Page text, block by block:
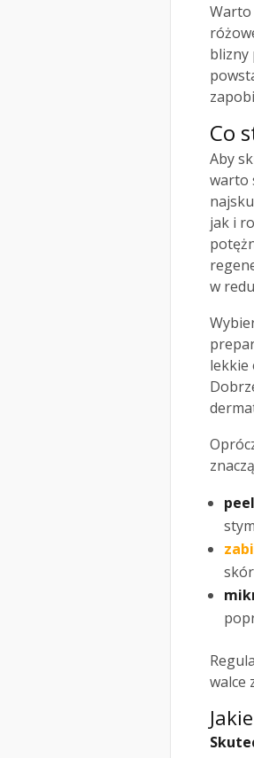
Warto
blizny
Co
Aby
warto
jak i
w
lekkie
walce